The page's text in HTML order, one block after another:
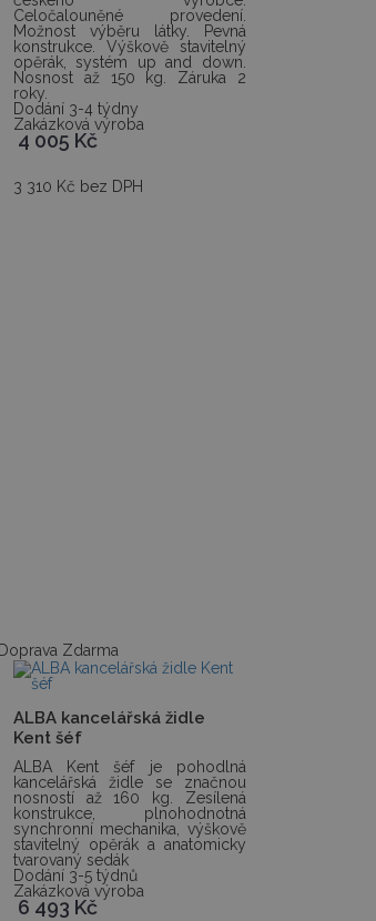
Celočalouněné provedení.
Možnost výběru látky. Pevná
konstrukce. Výškově stavitelný
opěrák, systém up and down.
Nosnost až 150 kg. Záruka 2
roky.
Dodání 3-4 týdny
Zakázková výroba
4 005 Kč
3 310 Kč bez DPH
ALBA kancelářská židle
Kent šéf
ALBA Kent šéf je pohodlná
kancelářská židle se značnou
nosností až 160 kg. Zesílená
konstrukce, plnohodnotná
synchronní mechanika, výškově
stavitelný opěrák a anatomicky
tvarovaný sedák
Dodání 3-5 týdnů
Zakázková výroba
6 493 Kč